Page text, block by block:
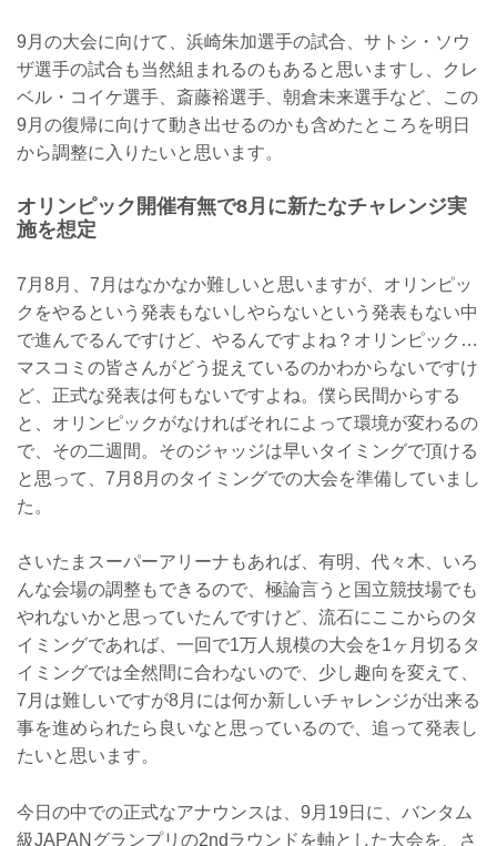
9月の大会に向けて、浜崎朱加選手の試合、サトシ・ソウ
ザ選手の試合も当然組まれるのもあると思いますし、クレ
ベル・コイケ選手、斎藤裕選手、朝倉未来選手など、この
9月の復帰に向けて動き出せるのかも含めたところを明日
から調整に入りたいと思います。
オリンピック開催有無で8月に新たなチャレンジ実
施を想定
7月8月、7月はなかなか難しいと思いますが、オリンピッ
クをやるという発表もないしやらないという発表もない中
で進んでるんですけど、やるんですよね？オリンピック…
マスコミの皆さんがどう捉えているのかわからないですけ
ど、正式な発表は何もないですよね。僕ら民間からする
と、オリンピックがなければそれによって環境が変わるの
で、その二週間。そのジャッジは早いタイミングで頂ける
と思って、7月8月のタイミングでの大会を準備していまし
た。
さいたまスーパーアリーナもあれば、有明、代々木、いろ
んな会場の調整もできるので、極論言うと国立競技場でも
やれないかと思っていたんですけど、流石にここからのタ
イミングであれば、一回で1万人規模の大会を1ヶ月切るタ
イミングでは全然間に合わないので、少し趣向を変えて、
7月は難しいですが8月には何か新しいチャレンジが出来る
事を進められたら良いなと思っているので、追って発表し
たいと思います。
今日の中での正式なアナウンスは、9月19日に、バンタム
級JAPANグランプリの2ndラウンドを軸とした大会を、さ